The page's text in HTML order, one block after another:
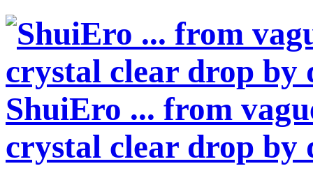
ShuiEro ... from
crystal clear drop by